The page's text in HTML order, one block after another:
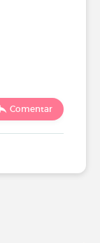
Comentar